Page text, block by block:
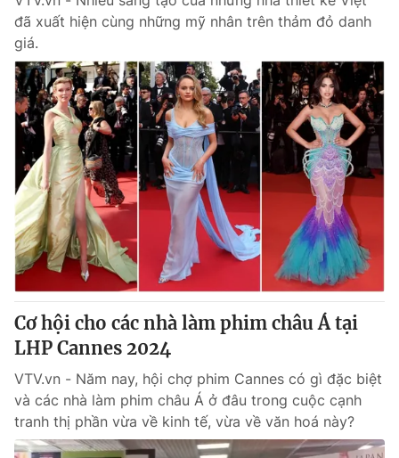
Email:toasoan@vtv.vn
Liên hệ quảng cáo:
® Cấm sao chép dưới mọi hình thức nếu không có sự chấp
thuận bằng văn bản. Ghi rõ nguồn VTV.vn khi phát hành lại
thông tin từ website này.
đã xuất hiện cùng những mỹ nhân trên thảm đỏ danh
giá.
Cơ hội cho các nhà làm phim châu Á tại
LHP Cannes 2024
VTV.vn - Năm nay, hội chợ phim Cannes có gì đặc biệt
và các nhà làm phim châu Á ở đâu trong cuộc cạnh
tranh thị phần vừa về kinh tế, vừa về văn hoá này?